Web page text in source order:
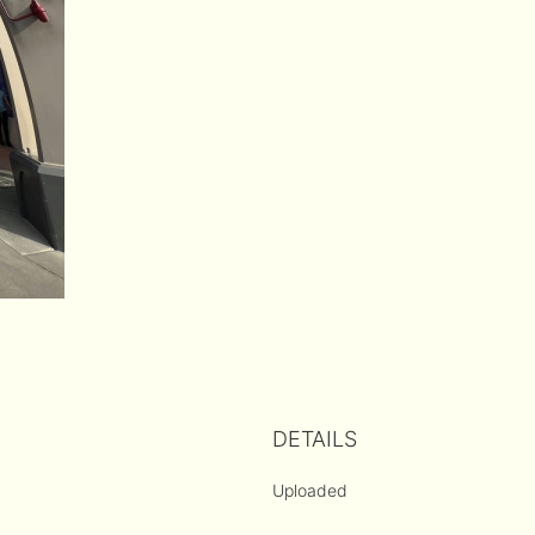
DETAILS
Uploaded